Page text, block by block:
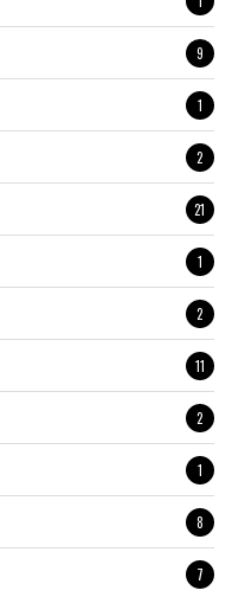
9
1
2
21
1
2
11
2
1
8
7